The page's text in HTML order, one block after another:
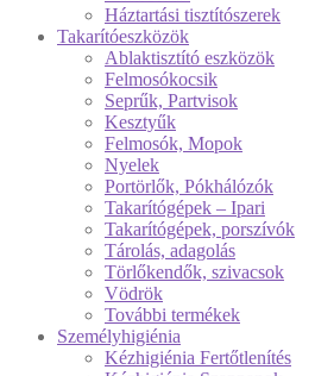
Háztartási tisztítószerek
Takarítóeszközök
Ablaktisztító eszközök
Felmosókocsik
Seprűk, Partvisok
Kesztyűk
Felmosók, Mopok
Nyelek
Portörlők, Pókhálózók
Takarítógépek – Ipari
Takarítógépek, porszívók
Tárolás, adagolás
Törlőkendők, szivacsok
Vödrök
További termékek
Személyhigiénia
Kézhigiénia Fertőtlenítés